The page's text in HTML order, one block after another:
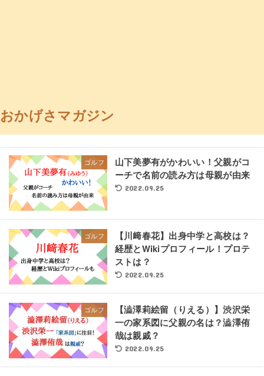
おかげさマガジン
ゴルフ
山下美夢有がかわいい！父親がコ
ーチで名前の読み方は母親が由来
2022.09.25
ゴルフ
【川﨑春花】出身中学と高校は？
経歴とWikiプロフィール！プロテ
ストは？
2022.09.25
ゴルフ
【澁澤莉絵留（りえる）】渋沢栄
一の家系図に父親の名は？澁澤侑
哉は親戚？
2022.09.25